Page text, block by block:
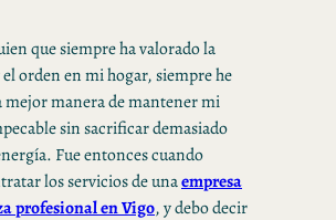
que siempre ha valorado la
orden en mi hogar, siempre he
mejor manera de mantener mi
sin sacrificar demasiado
Fue entonces cuando
los servicios de unaempresa
profesional en Vigo, y debo decir